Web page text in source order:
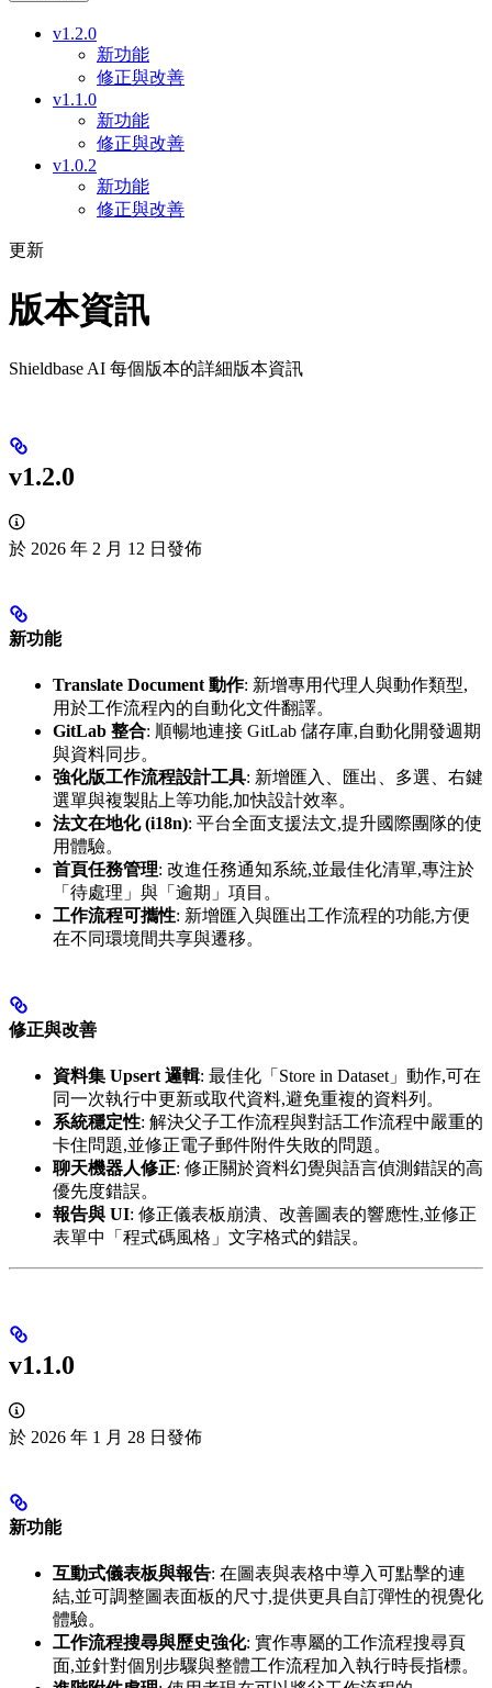
v1.2.0
新功能
修正與改善
v1.1.0
新功能
修正與改善
v1.0.2
新功能
修正與改善
更新
版本資訊
Shieldbase AI 每個版本的詳細版本資訊
v1.2.0
於 2026 年 2 月 12 日發佈
新功能
Translate Document 動作: 新增專用代理人與動作類型,
用於工作流程內的自動化文件翻譯。
GitLab 整合: 順暢地連接 GitLab 儲存庫,自動化開發週期
與資料同步。
強化版工作流程設計工具: 新增匯入、匯出、多選、右鍵
選單與複製貼上等功能,加快設計效率。
法文在地化 (i18n): 平台全面支援法文,提升國際團隊的使
用體驗。
首頁任務管理: 改進任務通知系統,並最佳化清單,專注於
「待處理」與「逾期」項目。
工作流程可攜性: 新增匯入與匯出工作流程的功能,方便
在不同環境間共享與遷移。
修正與改善
資料集 Upsert 邏輯: 最佳化「Store in Dataset」動作,可在
同一次執行中更新或取代資料,避免重複的資料列。
系統穩定性: 解決父子工作流程與對話工作流程中嚴重的
卡住問題,並修正電子郵件附件失敗的問題。
聊天機器人修正: 修正關於資料幻覺與語言偵測錯誤的高
優先度錯誤。
報告與 UI: 修正儀表板崩潰、改善圖表的響應性,並修正
表單中「程式碼風格」文字格式的錯誤。
v1.1.0
於 2026 年 1 月 28 日發佈
新功能
互動式儀表板與報告: 在圖表與表格中導入可點擊的連
結,並可調整圖表面板的尺寸,提供更具自訂彈性的視覺化
體驗。
工作流程搜尋與歷史強化: 實作專屬的工作流程搜尋頁
面,並針對個別步驟與整體工作流程加入執行時長指標。